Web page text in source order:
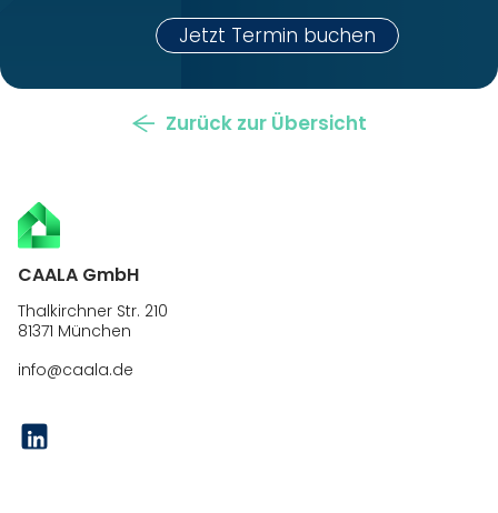
Jetzt Termin buchen
Zurück zur Übersicht
CAALA GmbH
Thalkirchner Str. 210
81371 München
info@caala.de